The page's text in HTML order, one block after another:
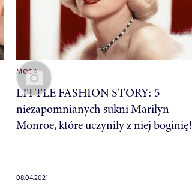
MODA
LITTLE FASHION STORY: 5
niezapomnianych sukni Marilyn
Monroe, które uczyniły z niej boginię!
08.04.2021